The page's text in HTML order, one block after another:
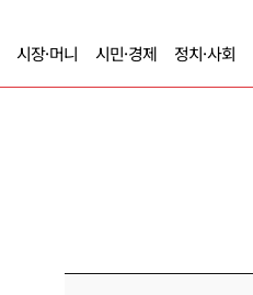
시장·머니 시민·경제 정치·사회